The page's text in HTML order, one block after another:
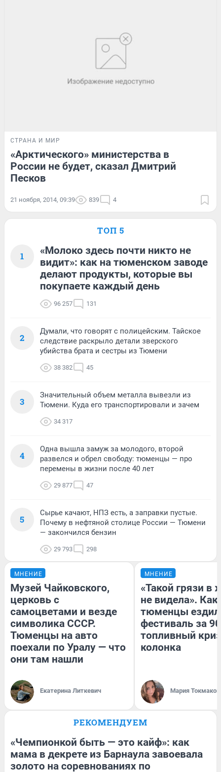
СТРАНА И МИР
«Арктического» министерства в
России не будет, сказал Дмитрий
Песков
21 ноября, 2014, 09:39 839 4
ТОП 5
1
«Молоко здесь почти никто не
видит»: как на тюменском заводе
делают продукты, которые вы
покупаете каждый день
96 257 131
2
Думали, что говорят с полицейским. Тайское
следствие раскрыло детали зверского
убийства брата и сестры из Тюмени
38 382 45
3
Значительный объем металла вывезли из
Тюмени. Куда его транспортировали и зачем
34 317
4
Одна вышла замуж за молодого, второй
развелся и обрел свободу: тюменцы — про
перемены в жизни после 40 лет
29 877 47
5
Сырье качают, НПЗ есть, а заправки пустые.
Почему в нефтяной столице России — Тюмени
— закончился бензин
29 793 298
МНЕНИЕ
Музей Чайковского,
церковь с
самоцветами и везде
символика СССР.
Тюменцы на авто
поехали по Уралу — что
они там нашли
Екатерина Литкевич
МНЕНИЕ
«Такой грязи в
не видела». Как
тюменцы
фестиваль за
топливный
колонка
Мария
РЕКОМЕНДУЕМ
«Чемпионкой быть — это кайф»: как
мама в декрете из Барнаула завоевала
золото на соревнованиях по